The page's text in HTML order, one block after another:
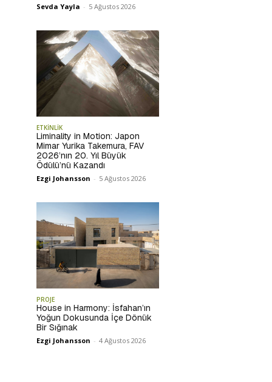
Sevda Yayla - 5 Ağustos 2026
ETKİNLİK
Liminality in Motion: Japon
Mimar Yurika Takemura, FAV
2026’nın 20. Yıl Büyük
Ödülü’nü Kazandı
Ezgi Johansson - 5 Ağustos 2026
PROJE
House in Harmony: İsfahan’ın
Yoğun Dokusunda İçe Dönük
Bir Sığınak
Ezgi Johansson - 4 Ağustos 2026